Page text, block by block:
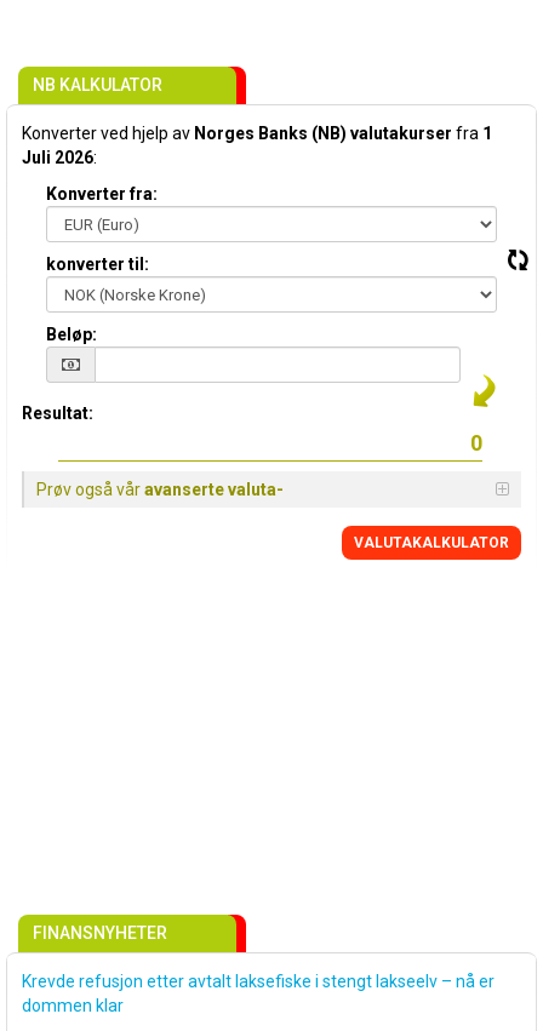
NB KALKULATOR
Konverter ved hjelp av Norges Banks (NB) valutakurser fra 1
Juli 2026:
Konverter fra:
konverter til:
Beløp:
Resultat:
Prøv også våravanserte valuta-
VALUTAKALKULATOR
FINANSNYHETER
Krevde refusjon etter avtalt laksefiske i stengt lakseelv – nå er
dommen klar